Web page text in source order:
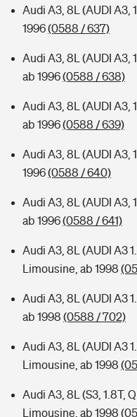
Wer versichert was: Jetzt
Sie haben Fragen?
Zur Übersicht
Tools
Kinderunfall-Check: Mehr
Typklassen: So ist Ihr
Rentenrechner: Wie viel
Audi A3, 8L (AUDI A3,
1996(0588 / 637)
Audi A3, 8L (AUDI A3,
ab 1996(0588 / 638)
Audi A3, 8L (AUDI A3,
ab 1996(0588 / 639)
Audi A3, 8L (AUDI A3,
1996(0588 / 640)
Audi A3, 8L (AUDI A3,
ab 1996(0588 / 641)
Audi A3, 8L (AUDI A3
Limousine, ab 1998
Audi A3, 8L (AUDI A3
ab 1998 (0588 / 702)
Audi A3, 8L (AUDI A3
Limousine, ab 1998
Audi A3, 8L (S3, 1.8T,
Limousine, ab 1998